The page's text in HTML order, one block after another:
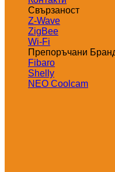
Свързаност
Z-Wave
ZigBee
Wi-Fi
Препоръчани
Fibaro
Shelly
NEO Coolcam